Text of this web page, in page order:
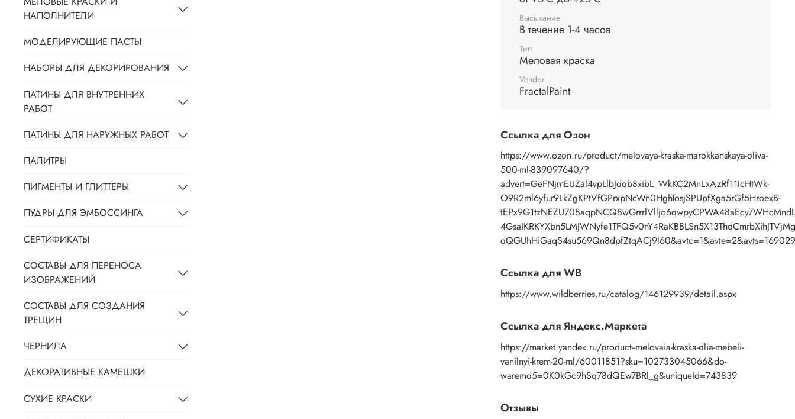
Высыхание
В течение 1-4 часов
Тип
Меловая краска
Vendor
FractalPaint
Ссылка для Озон
https://www.ozon.ru/product/melovaya-kraska-marokkanskaya-oliva-
500-ml-839097640/?
advert=GeFNjmEUZal4vpLlbJdqb8xibL_WkKC2MnLxAzRf11IcHtWk-
O9R2ml6yfur9LkZgKPtVfGPrxpNcWn0HghTosjSPUpfXga5rGf5HroexB-
Ссылка для WB
https://www.wildberries.ru/catalog/146129939/detail.aspx
Ссылка для Яндекс.Маркета
https://market.yandex.ru/product--melovaia-kraska-dlia-mebeli-
vanilnyi-krem-20-ml/60011851?sku=102733045066&do-
waremd5=0K0kGc9hSq78dQEw7BRl_g&uniqueId=743839
Отзывы
НАПОЛНИТЕЛИ
МОДЕЛИРУЮЩИЕ ПАСТЫ
НАБОРЫ ДЛЯ ДЕКОРИРОВАНИЯ
ПАТИНЫ ДЛЯ ВНУТРЕННИХ
РАБОТ
ПАТИНЫ ДЛЯ НАРУЖНЫХ РАБОТ
ПАЛИТРЫ
ПИГМЕНТЫ И ГЛИТТЕРЫ
ПУДРЫ ДЛЯ ЭМБОССИНГА
СЕРТИФИКАТЫ
СОСТАВЫ ДЛЯ ПЕРЕНОСА
ИЗОБРАЖЕНИЙ
СОСТАВЫ ДЛЯ СОЗДАНИЯ
ТРЕЩИН
ЧЕРНИЛА
ДЕКОРАТИВНЫЕ КАМЕШКИ
СУХИЕ КРАСКИ